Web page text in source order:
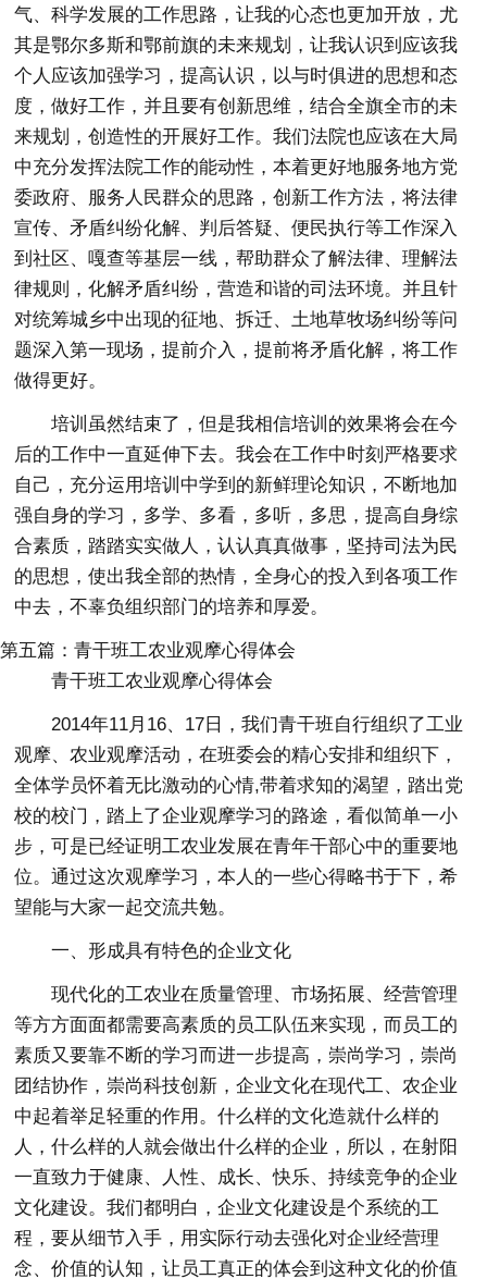
气、科学发展的工作思路，让我的心态也更加开放，尤
其是鄂尔多斯和鄂前旗的未来规划，让我认识到应该我
个人应该加强学习，提高认识，以与时俱进的思想和态
度，做好工作，并且要有创新思维，结合全旗全市的未
来规划，创造性的开展好工作。我们法院也应该在大局
中充分发挥法院工作的能动性，本着更好地服务地方党
委政府、服务人民群众的思路，创新工作方法，将法律
宣传、矛盾纠纷化解、判后答疑、便民执行等工作深入
到社区、嘎查等基层一线，帮助群众了解法律、理解法
律规则，化解矛盾纠纷，营造和谐的司法环境。并且针
对统筹城乡中出现的征地、拆迁、土地草牧场纠纷等问
题深入第一现场，提前介入，提前将矛盾化解，将工作
做得更好。
培训虽然结束了，但是我相信培训的效果将会在今
后的工作中一直延伸下去。我会在工作中时刻严格要求
自己，充分运用培训中学到的新鲜理论知识，不断地加
强自身的学习，多学、多看，多听，多思，提高自身综
合素质，踏踏实实做人，认认真真做事，坚持司法为民
的思想，使出我全部的热情，全身心的投入到各项工作
中去，不辜负组织部门的培养和厚爱。
第五篇：青干班工农业观摩心得体会
青干班工农业观摩心得体会
2014年11月16、17日，我们青干班自行组织了工业
观摩、农业观摩活动，在班委会的精心安排和组织下，
全体学员怀着无比激动的心情,带着求知的渴望，踏出党
校的校门，踏上了企业观摩学习的路途，看似简单一小
步，可是已经证明工农业发展在青年干部心中的重要地
位。通过这次观摩学习，本人的一些心得略书于下，希
望能与大家一起交流共勉。
一、形成具有特色的企业文化
现代化的工农业在质量管理、市场拓展、经营管理
等方方面面都需要高素质的员工队伍来实现，而员工的
素质又要靠不断的学习而进一步提高，崇尚学习，崇尚
团结协作，崇尚科技创新，企业文化在现代工、农企业
中起着举足轻重的作用。什么样的文化造就什么样的
人，什么样的人就会做出什么样的企业，所以，在射阳
一直致力于健康、人性、成长、快乐、持续竞争的企业
文化建设。我们都明白，企业文化建设是个系统的工
程，要从细节入手，用实际行动去强化对企业经营理
念、价值的认知，让员工真正的体会到这种文化的价值